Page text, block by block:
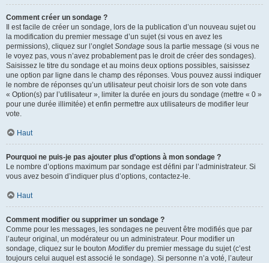
Comment créer un sondage ?
Il est facile de créer un sondage, lors de la publication d’un nouveau sujet ou
la modification du premier message d’un sujet (si vous en avez les
permissions), cliquez sur l’ongletSondage sous la partie message (si vous ne
le voyez pas, vous n’avez probablement pas le droit de créer des sondages).
Saisissez le titre du sondage et au moins deux options possibles, saisissez
une option par ligne dans le champ des réponses. Vous pouvez aussi indiquer
le nombre de réponses qu’un utilisateur peut choisir lors de son vote dans
« Option(s) par l’utilisateur », limiter la durée en jours du sondage (mettre « 0 »
pour une durée illimitée) et enfin permettre aux utilisateurs de modifier leur
vote.
Haut
Pourquoi ne puis-je pas ajouter plus d’options à mon sondage ?
Le nombre d’options maximum par sondage est défini par l’administrateur. Si
vous avez besoin d’indiquer plus d’options, contactez-le.
Haut
Comment modifier ou supprimer un sondage ?
Comme pour les messages, les sondages ne peuvent être modifiés que par
l’auteur original, un modérateur ou un administrateur. Pour modifier un
sondage, cliquez sur le bouton Modifierdu premier message du sujet (c’est
toujours celui auquel est associé le sondage). Si personne n’a voté, l’auteur